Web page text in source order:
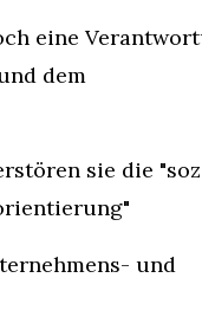
eine
dem
sie die
und